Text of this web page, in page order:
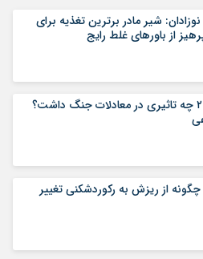
شیر مادر برترین تغذیه برای
از باورهای غلط رایج
عملیات نصر ۲ چه تاثیری در معادلات جنگ داشت؟
از ریزش به رکوردشکنی تغییر